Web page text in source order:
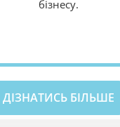
бізнесу.
ДІЗНАТИСЬ БІЛЬШЕ